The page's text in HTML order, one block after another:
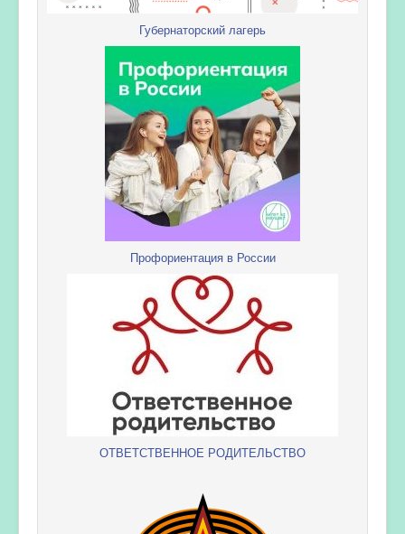
Губернаторский лагерь
Профориентация в России
ОТВЕТСТВЕННОЕ РОДИТЕЛЬСТВО